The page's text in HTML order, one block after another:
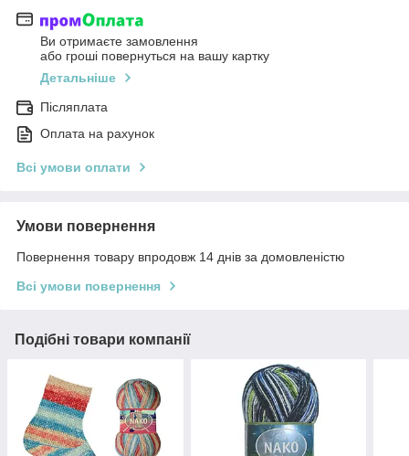
Ви отримаєте замовлення
або гроші повернуться на вашу картку
Детальніше
Післяплата
Оплата на рахунок
Всі умови оплати
Умови повернення
Повернення товару впродовж 14 днів за домовленістю
Всі умови повернення
Подібні товари компанії